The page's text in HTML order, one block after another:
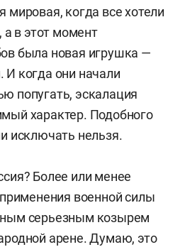
мировая, когда все хотели
а в этот момент
была новая игрушка —
когда они начали
попугать, эскалация
характер. Подобного
исключать нельзя.
Более или менее
военной силы
серьезным козырем
арене. Думаю, это